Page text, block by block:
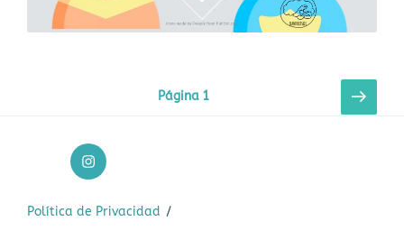
de
entradas
Página 1
Página
de
Política de Privacidad